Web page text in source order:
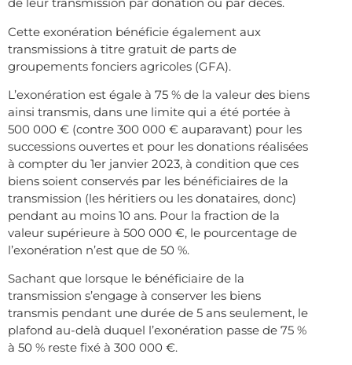
de leur transmission par donation ou par décès.
Cette exonération bénéficie également aux
transmissions à titre gratuit de parts de
groupements fonciers agricoles (GFA).
L’exonération est égale à 75 % de la valeur des biens
ainsi transmis, dans une limite qui a été portée à
500 000 € (contre 300 000 € auparavant) pour les
successions ouvertes et pour les donations réalisées
à compter du 1er janvier 2023, à condition que ces
biens soient conservés par les bénéficiaires de la
transmission (les héritiers ou les donataires, donc)
pendant au moins 10 ans. Pour la fraction de la
valeur supérieure à 500 000 €, le pourcentage de
l’exonération n’est que de 50 %.
Sachant que lorsque le bénéficiaire de la
transmission s’engage à conserver les biens
transmis pendant une durée de 5 ans seulement, le
plafond au-delà duquel l’exonération passe de 75 %
à 50 % reste fixé à 300 000 €.